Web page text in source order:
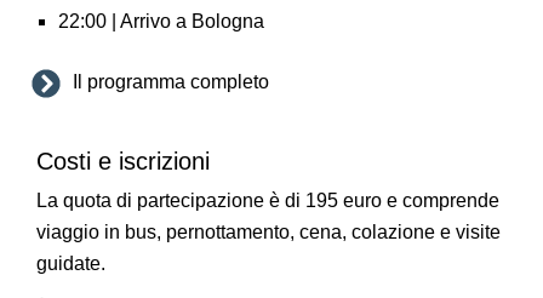
22:00 | Arrivo a Bologna
Il programma completo
Costi e iscrizioni
La quota di partecipazione è di 195 euro e comprende
viaggio in bus, pernottamento, cena, colazione e visite
guidate.